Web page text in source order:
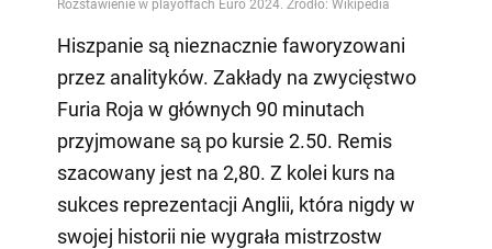
Hiszpanie są nieznacznie faworyzowani
przez analityków. Zakłady na zwycięstwo
Furia Roja w głównych 90 minutach
przyjmowane są po kursie 2.50. Remis
szacowany jest na 2,80. Z kolei kurs na
sukces reprezentacji Anglii, która nigdy w
swojej historii nie wygrała mistrzostw